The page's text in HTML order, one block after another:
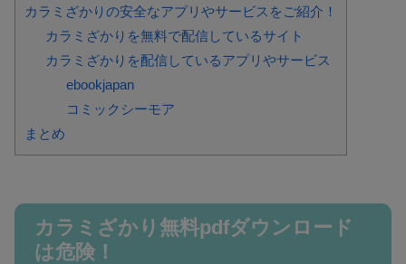
カラミざかりの安全なアプリやサービスをご紹介！
カラミざかりを無料で配信しているサイト
カラミざかりを配信しているアプリやサービス
ebookjapan
コミックシーモア
まとめ
カラミざかり無料pdfダウンロード
は危険！